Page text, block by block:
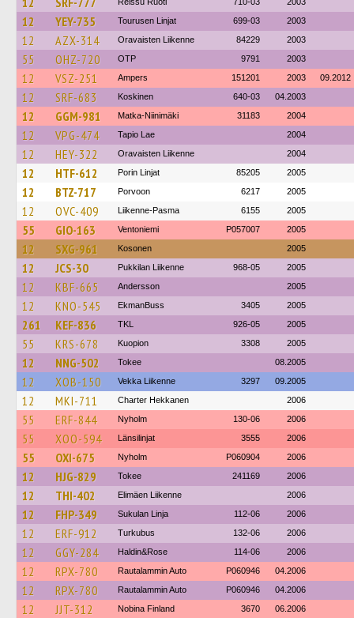
12 YEY-735 Tourusen Linjat 699-03 2003
12 AZX-314 Oravaisten Liikenne 84229 2003
55 OHZ-720 OTP 9791 2003
12 VSZ-251 Ampers 151201 2003 09.2012
12 SRF-683 Koskinen 640-03 04.2003
12 GGM-981 Matka-Niinimäki 31183 2004
12 VPG-474 Tapio Lae 2004
12 HEY-322 Oravaisten Liikenne 2004
12 HTF-612 Porin Linjat 85205 2005
12 BTZ-717 Porvoon 6217 2005
12 OVC-409 Liikenne-Pasma 6155 2005
55 GIO-163 Ventoniemi P057007 2005
12 SXG-961 Kosonen 2005
12 JCS-30 Pukkilan Liikenne 968-05 2005
12 KBF-665 Andersson 2005
12 KNO-545 EkmanBuss 3405 2005
261 KEF-836 TKL 926-05 2005
55 KRS-678 Kuopion 3308 2005
12 NNG-502 Tokee 08.2005
12 XOB-150 Vekka Liikenne 3297 09.2005
12 MKI-711 Charter Hekkanen 2006
55 ERF-844 Nyholm 130-06 2006
55 XOO-594 Länsilinjat 3555 2006
55 OXI-675 Nyholm P060904 2006
12 HJG-829 Tokee 241169 2006
12 THI-402 Elimäen Liikenne 2006
12 FHP-349 Sukulan Linja 112-06 2006
12 ERF-912 Turkubus 132-06 2006
12 GGY-284 Haldin&Rose 114-06 2006
12 RPX-780 Rautalammin Auto P060946 04.2006
12 RPX-780 Rautalammin Auto P060946 04.2006
12 JJT-312 Nobina Finland 3670 06.2006